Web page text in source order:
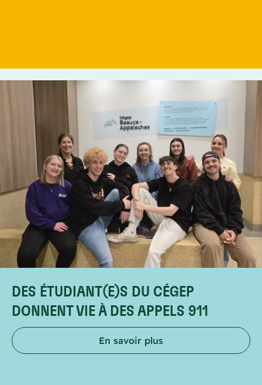
DES ÉTUDIANT(E)S DU CÉGEP
DONNENT VIE À DES APPELS 911
En savoir plus